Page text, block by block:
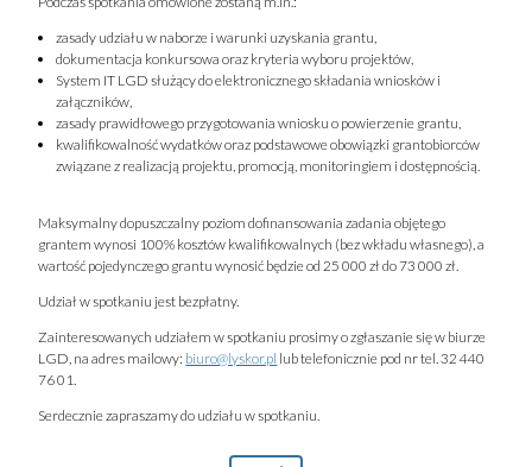
zasady udziału w naborze i warunki uzyskania grantu,
dokumentacja konkursowa oraz kryteria wyboru projektów,
System IT LGD służący do elektronicznego składania wniosków i
załączników,
zasady prawidłowego przygotowania wniosku o powierzenie grantu,
kwalifikowalność wydatków oraz podstawowe obowiązki grantobiorców
związane z realizacją projektu, promocją, monitoringiem i dostępnością.
Maksymalny dopuszczalny poziom dofinansowania zadania objętego
grantem wynosi 100% kosztów kwalifikowalnych (bez wkładu własnego), a
wartość pojedynczego grantu wynosić będzie od 25 000 zł do 73 000 zł.
Udział w spotkaniu jest bezpłatny.
Zainteresowanych udziałem w spotkaniu prosimy o zgłaszanie się w biurze
LGD, na adres mailowy: biuro@lyskor.pl lub telefonicznie pod nr tel. 32 440
76 01.
Serdecznie zapraszamy do udziału w spotkaniu.